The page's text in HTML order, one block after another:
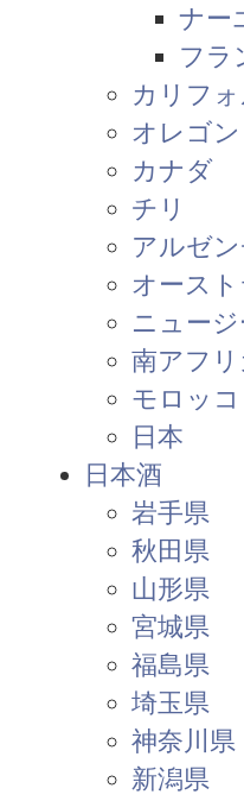
ナー
フラ
カリフ
オレゴ
カナダ
チリ
アルゼ
オース
ニュー
南アフ
モロッコ
日本
日本酒
岩手県
秋田県
山形県
宮城県
福島県
埼玉県
神奈川県
新潟県